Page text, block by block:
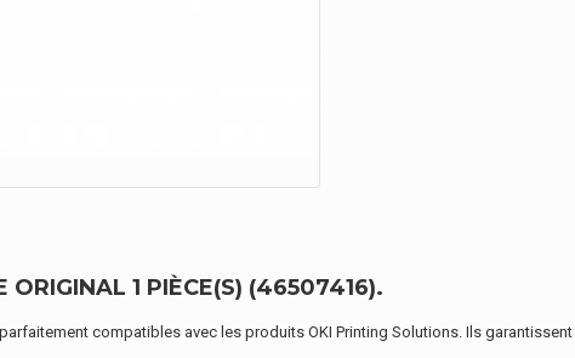
1 PIÈCE(S) (46507416).
compatibles avec les produits OKI Printing Solutions. Ils